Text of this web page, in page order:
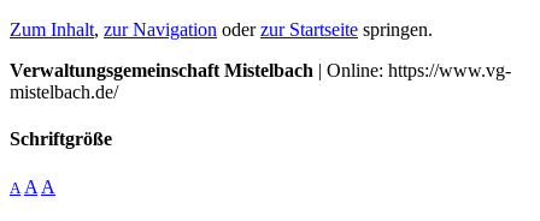
Zum Inhalt, zur Navigation oderzur Startseite springen.
Verwaltungsgemeinschaft Mistelbach | Online: https://www.vg-
mistelbach.de/
Schriftgröße
A A A